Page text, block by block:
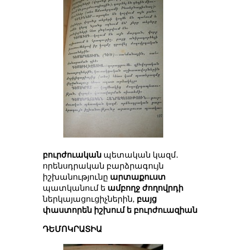
բուրժուականպետական կազմ․
որենսդրական բարձրագույն
իշխանությունը արտաքուստ
պատկանում ե ամբողջ ժողովրդի
ներկայացուցիչներին, բայց
փաստորեն իշխում ե բուրժուազիան
ԴԵՄՈԿՐԱՏԻԱ